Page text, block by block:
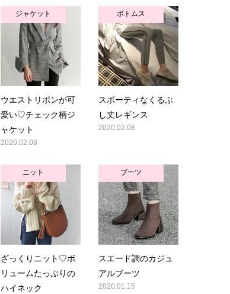
ジャケット
ウエストリボンが可
愛い♡チェック柄ジ
ャケット
2020.02.08
ボトムス
スポーティなくるぶ
し丈レギンス
2020.02.08
ニット
ざっくりニット♡ボ
リュームたっぷりの
ハイネック
ブーツ
スエード調のカジュ
アルブーツ
2020.01.15